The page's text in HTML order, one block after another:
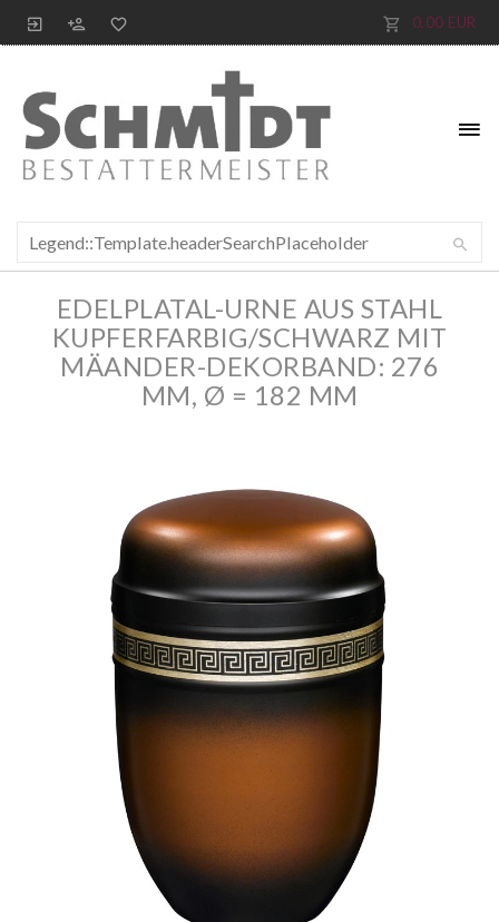
0,00 EUR
EDELPLATAL-URNE AUS STAHL
KUPFERFARBIG/SCHWARZ MIT
MÄANDER-DEKORBAND: 276
MM, Ø = 182 MM